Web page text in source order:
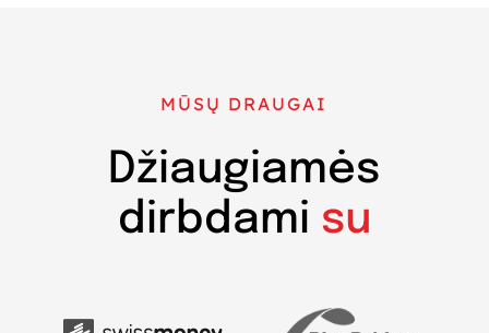
MŪSŲ DRAUGAI
Džiaugiamės
dirbdami su